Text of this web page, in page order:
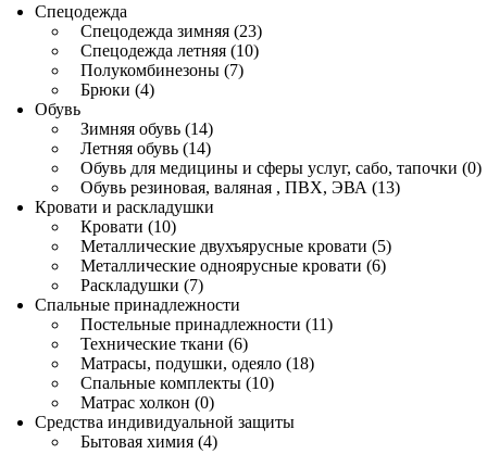
Спецодежда
Спецодежда зимняя (23)
Спецодежда летняя (10)
Полукомбинезоны (7)
Брюки (4)
Обувь
Зимняя обувь (14)
Летняя обувь (14)
Обувь для медицины и сферы услуг, сабо, тапочки (0)
Обувь резиновая, валяная , ПВХ, ЭВА (13)
Кровати и раскладушки
Кровати (10)
Металлические двухъярусные кровати (5)
Металлические одноярусные кровати (6)
Раскладушки (7)
Спальные принадлежности
Постельные принадлежности (11)
Технические ткани (6)
Матрасы, подушки, одеяло (18)
Спальные комплекты (10)
Матрас холкон (0)
Средства индивидуальной защиты
Бытовая химия (4)